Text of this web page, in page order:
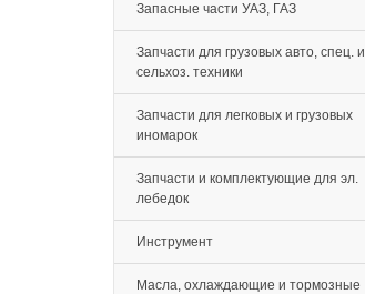
Запасные части УАЗ, ГАЗ
Запчасти для грузовых авто, спец. и
сельхоз. техники
Запчасти для легковых и грузовых
иномарок
Запчасти и комплектующие для эл.
лебедок
Инструмент
Масла, охлаждающие и тормозные